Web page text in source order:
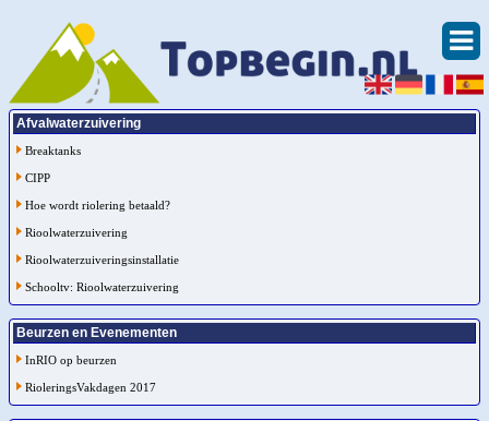
Afvalwaterzuivering
Breaktanks
CIPP
Hoe wordt riolering betaald?
Rioolwaterzuivering
Rioolwaterzuiveringsinstallatie
Schooltv: Rioolwaterzuivering
Beurzen en Evenementen
InRIO op beurzen
RioleringsVakdagen 2017